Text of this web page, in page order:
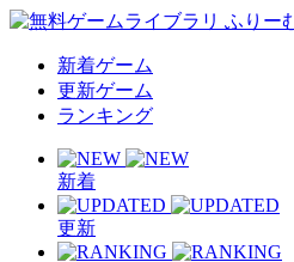
新着ゲーム
更新ゲーム
ランキング
新着
更新